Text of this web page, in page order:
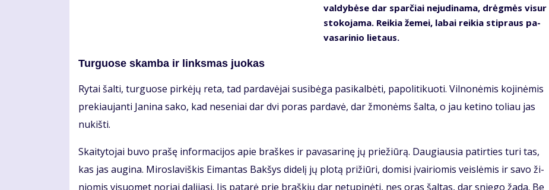
val­dy­bė­se dar spar­čiai ne­ju­di­na­ma, drėg­mės vi­sur
sto­ko­ja­ma. Rei­kia že­mei, la­bai rei­kia stip­raus pa­
va­sa­ri­nio lie­taus.
Turguose skamba ir linksmas juokas
Ry­tai šal­ti, tur­guo­se pir­kė­jų re­ta, tad par­da­vė­jai su­si­bė­ga pa­si­kal­bė­ti, pa­po­li­ti­kuo­ti. Vil­no­nė­mis ko­ji­nė­mis
pre­kiau­jan­ti Ja­ni­na sa­ko, kad ne­se­niai dar dvi po­ras par­da­vė, dar žmo­nėms šal­ta, o jau ke­ti­no to­liau jas
nu­kiš­ti.
Skai­ty­to­jai bu­vo pra­šę in­for­ma­ci­jos apie braš­kes ir pa­va­sa­ri­nę jų prie­žiū­rą. Dau­giau­sia pa­tir­ties tu­ri tas,
kas jas au­gi­na. Mi­ros­la­viš­kis Ei­man­tas Bak­šys di­de­lį jų plo­tą pri­žiū­ri, do­mi­si įvai­rio­mis veis­lė­mis ir sa­vo ži­
nio­mis vi­suo­met no­riai da­li­ja­si. Jis pa­ta­rė prie braš­kių dar ne­tu­pi­nė­ti, nes oras šal­tas, dar snie­go ža­da. Be